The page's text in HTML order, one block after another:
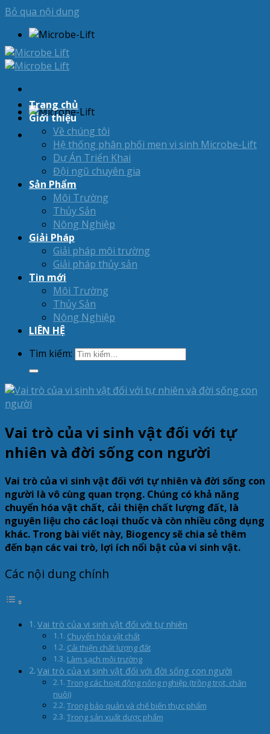
Bỏ qua nội dung
Trang chủ
Giới thiệu
Về chúng tôi
Hệ thống phân phối men vi sinh Microbe-Lift
Dự Án Triển Khai
Đội ngũ chuyên gia
Sản Phẩm
Môi Trường
Thủy Sản
Nông Nghiệp
Giải Pháp
Giải pháp môi trường
Giải pháp thủy sản
Tin mới
Môi Trường
Thủy Sản
Nông Nghiệp
LIÊN HỆ
Tìm kiếm:
Vai trò của vi sinh vật đối với tự
nhiên và đời sống con người
Vai trò của vi sinh vật đối với tự nhiên và đời sống con
người là vô cùng quan trọng. Chúng có khả năng
chuyển hóa vật chất, cải thiện chất lượng đất, là
nguyên liệu cho các loại thuốc và còn nhiều công dụng
khác. Trong bài viết này, Biogency sẽ chia sẻ thêm
đến bạn các vai trò, lợi ích nổi bật của vi sinh vật.
Các nội dung chính
Vai trò của vi sinh vật đối với tự nhiên
Chuyển hóa vật chất
Cải thiện chất lượng đất
Làm sạch môi trường
Vai trò của vi sinh vật đối với đời sống con người
Trong các hoạt động nông nghiệp (trồng trọt, chăn
nuôi)
Trong bảo quản và chế biến thực phẩm
Trong sản xuất dược phẩm